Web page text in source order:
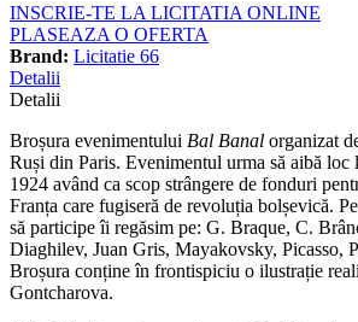
INSCRIE-TE LA LICITATIA ONLINE
PLASEAZA O OFERTA
Brand: Licitatie 66
Detalii
Detalii
Broșura evenimentului Bal Banal organizat
Ruși din Paris. Evenimentul urma să aibă loc
1924 având ca scop strângere de fonduri
Franța care fugiseră de revoluția bolșevică.
să participe îi regăsim pe: G. Braque, C.
Diaghilev, Juan Gris, Mayakovsky, Picasso,
Broșura conține în frontispiciu o ilustrație
Gontcharova.